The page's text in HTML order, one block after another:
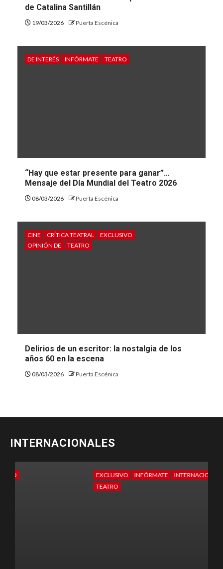
de Catalina Santillán
19/03/2026 Puerta Escénica
DE INTERÉS INFÓRMATE TEATRO
“Hay que estar presente para ganar”…
Mensaje del Día Mundial del Teatro 2026
08/03/2026 Puerta Escénica
CINE CRÍTICA TEATRAL
EXCLUSIVO
OPINIÓN DE
TEATRO
Delirios de un escritor: la nostalgia de los
años 60 en la escena
08/03/2026 Puerta Escénica
INTERNACIONALES
INFÓRMATE
INTERNACIONALES